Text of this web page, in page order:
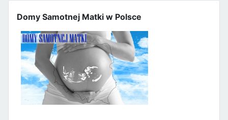
Domy Samotnej Matki w Polsce